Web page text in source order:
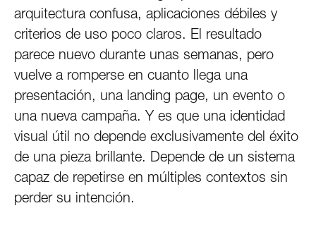
arquitectura confusa, aplicaciones débiles y
criterios de uso poco claros. El resultado
parece nuevo durante unas semanas, pero
vuelve a romperse en cuanto llega una
presentación, una landing page, un evento o
una nueva campaña. Y es que una identidad
visual útil no depende exclusivamente del éxito
de una pieza brillante. Depende de un sistema
capaz de repetirse en múltiples contextos sin
perder su intención.